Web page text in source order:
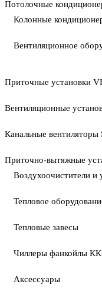
Потолочные
Колонные
Вентиляционное
Приточные установки
Вентиляционные
Канальные вентиляторы
Приточно-вытяжные
Воздухоочистители и
Тепловое
Тепловые завесы
Чиллеры фанкойлы
Аксессуары